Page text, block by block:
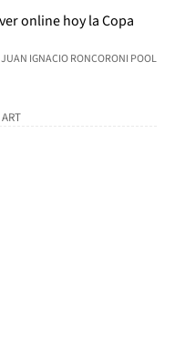
JUAN IGNACIO RONCORONI POOL
ART